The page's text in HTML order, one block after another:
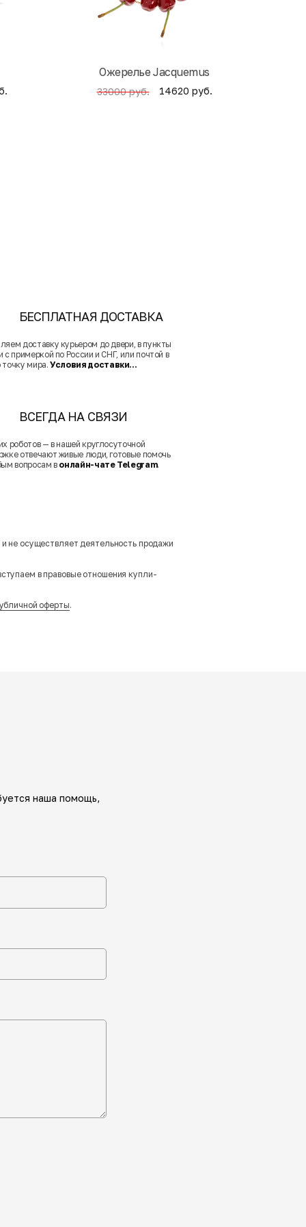
Ожерелье Jacquemus
33000 руб. 14620 руб.
БЕСПЛАТНАЯ ДОСТАВКА
доставку курьером до двери, в пункты
с примеркой по России и СНГ, или почтой в
мира.Условия доставки...
ВСЕГДА НА СВЯЗИ
роботов — в нашей круглосуточной
отвечают живые люди, готовые помочь
вопросам в онлайн-чате Telegram.
не осуществляет деятельность продажи
в правовые отношения купли-
оферты.
наша помощь,